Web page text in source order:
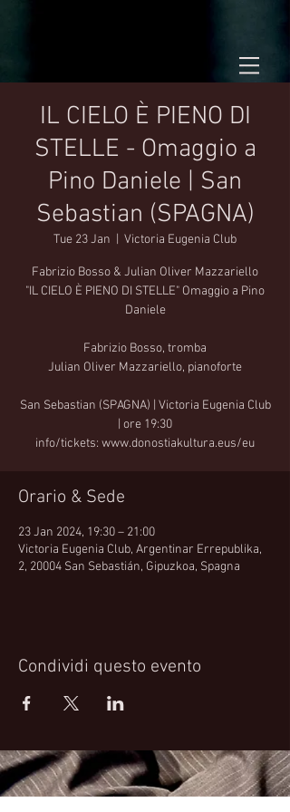
IL CIELO È PIENO DI
STELLE - Omaggio a
Pino Daniele | San
Sebastian (SPAGNA)
Tue 23 Jan Victoria Eugenia Club
Fabrizio Bosso & Julian Oliver Mazzariello
"IL CIELO È PIENO DI STELLE" Omaggio a Pino
Daniele
Fabrizio Bosso, tromba
Julian Oliver Mazzariello, pianoforte
San Sebastian (SPAGNA) | Victoria Eugenia Club
| ore 19:30
info/tickets: www.donostiakultura.eus/eu
Orario & Sede
23 Jan 2024, 19:30 – 21:00
Victoria Eugenia Club, Argentinar Errepublika,
2, 20004 San Sebastián, Gipuzkoa, Spagna
Condividi questo evento